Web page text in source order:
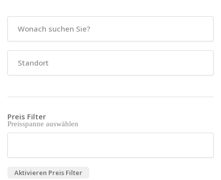
Preis Filter
Preisspanne auswählen
Aktivieren Preis Filter